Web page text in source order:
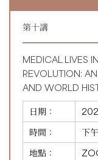
第十講
MEDICAL LIVES
REVOLUTION:
AND WORLD
日期：
時間：
下
地點：